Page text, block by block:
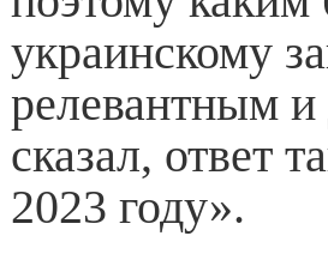
украинскому
релевантным и
сказал, ответ
2023 году».